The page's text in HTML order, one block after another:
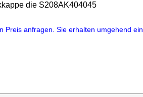
die S208AK404045
anfragen. Sie erhalten umgehend